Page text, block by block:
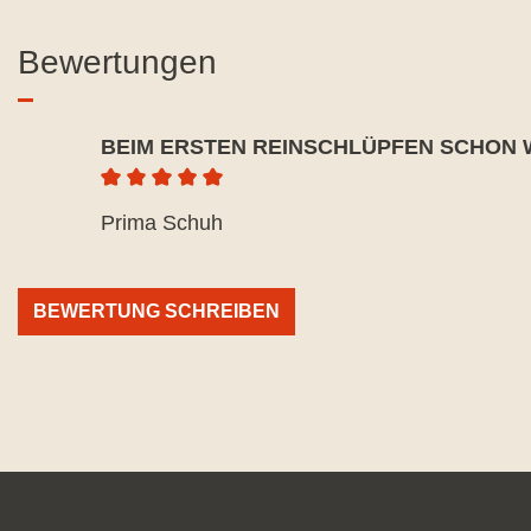
Bewertungen
BEIM ERSTEN REINSCHLÜPFEN SCHON
Durchschnittliche Bewertung von 5 von 5
Prima Schuh
BEWERTUNG SCHREIBEN